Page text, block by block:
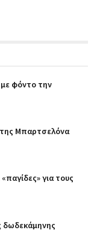
φόντο την
της Μπαρτσελόνα
για τους
δωδεκάμηνης